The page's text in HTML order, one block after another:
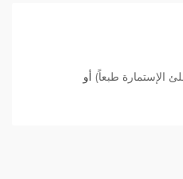
الإستمارة طبعاً) أو